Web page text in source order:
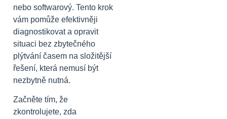
nebo softwarový. Tento krok
vám pomůže efektivněji
diagnostikovat a opravit
situaci bez zbytečného
plýtvání časem na složitější
řešení, která nemusí být
nezbytně nutná.
Začněte tím, že
zkontrolujete, zda